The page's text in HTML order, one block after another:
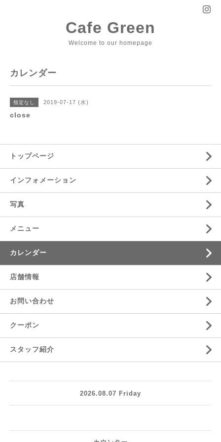
Cafe Green
Welcome to our homepage
カレンダー
指定なし 2019-07-17 (水)
close
トップページ
インフォメーション
写真
メニュー
カレンダー
店舗情報
お問い合わせ
クーポン
スタッフ紹介
2026.08.07 Friday